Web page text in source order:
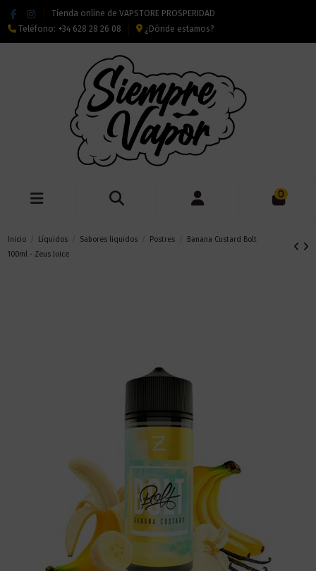
Tienda online de VAPSTORE PROSPERIDAD
Teléfono: +34 628 28 26 08 ¿Dónde estamos?
0
Inicio Líquidos Sabores liquidos Postres
Banana Custard Bolt
100ml - Zeus Juice